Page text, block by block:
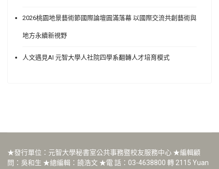
2026桃園地景藝術節國際論壇圓滿落幕 以國際交流共創藝術與
地方永續新視野
人文遇見AI 元智大學人社院四學系翻轉人才培育模式
★發行單位：元智大學秘書室公共事務暨校友服務中心 ★編輯顧
問：吳和生 ★總編輯：饒浩文 ★電 話：03-4638800 轉 2115 Yuan